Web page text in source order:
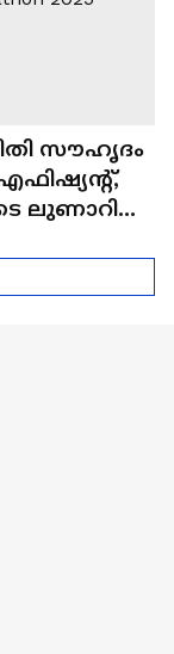
സൗഹൃദം
ലുണാറിസ്
2025